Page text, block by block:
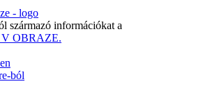
származó információkat a
V OBRAZE.